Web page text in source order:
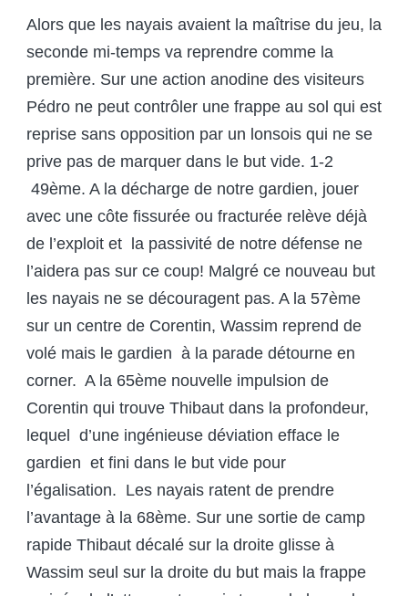
Alors que les nayais avaient la maîtrise du jeu, la
seconde mi-temps va reprendre comme la
première. Sur une action anodine des visiteurs
Pédro ne peut contrôler une frappe au sol qui est
reprise sans opposition par un lonsois qui ne se
prive pas de marquer dans le but vide. 1-2
49ème. A la décharge de notre gardien, jouer
avec une côte fissurée ou fracturée relève déjà
de l’exploit et la passivité de notre défense ne
l’aidera pas sur ce coup! Malgré ce nouveau but
les nayais ne se découragent pas. A la 57ème
sur un centre de Corentin, Wassim reprend de
volé mais le gardien à la parade détourne en
corner. A la 65ème nouvelle impulsion de
Corentin qui trouve Thibaut dans la profondeur,
lequel d’une ingénieuse déviation efface le
gardien et fini dans le but vide pour
l’égalisation. Les nayais ratent de prendre
l’avantage à la 68ème. Sur une sortie de camp
rapide Thibaut décalé sur la droite glisse à
Wassim seul sur la droite du but mais la frappe